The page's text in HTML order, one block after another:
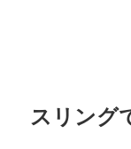
スリング